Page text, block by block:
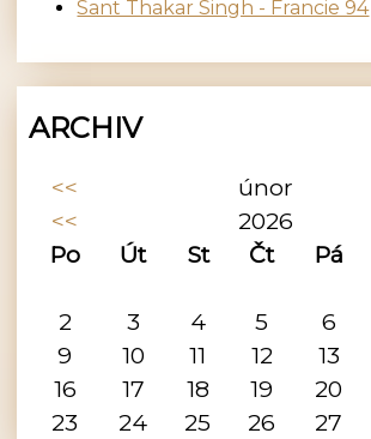
Sant Thakar Singh - Francie 94
ARCHIV
<< únor
<<
2026
Po
Út St Čt Pá
2
3 4 5 6
9
10 11 12 13
16
17 18 19 20
23
24 25 26 27